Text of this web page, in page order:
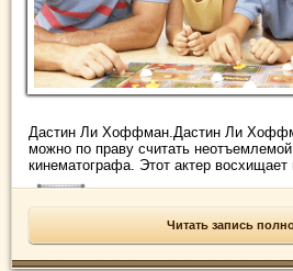
Дастин Ли Хоффман.Дастин Ли
можно по праву считать
кинематографа. Этот актер восхищает
Читать запись